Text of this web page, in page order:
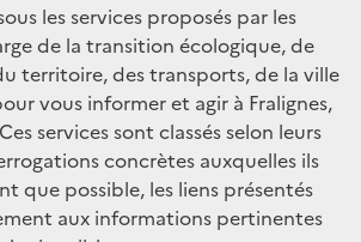
les services proposés par les
de la transition écologique, de
territoire, des transports, de la ville
vous informer et agir à Fralignes,
services sont classés selon leurs
concrètes auxquelles ils
que possible, les liens présentés
aux informations pertinentes